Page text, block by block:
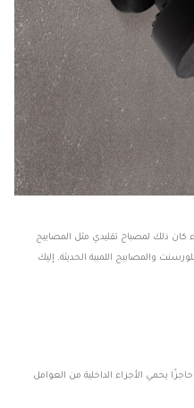
كان ذلك لمصباح تقليدي مثل المصابيح
والمصابيح اللمبية الحديثة. إليك
يحمي الأجزاء الداخلية من العوامل